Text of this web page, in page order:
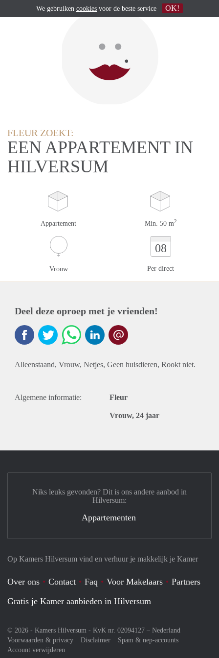
FLEUR ZOEKT:
EEN APPARTEMENT IN
HILVERSUM
Appartement Min. 50 m2
Vrouw
08
Per direct
Deel deze oproep met je vrienden!
Alleenstaand, Vrouw, Netjes, Geen huisdieren, Rookt niet.
Algemene informatie: Fleur
Vrouw, 24 jaar
Op Kamers Hilversum vind en verhuur je makkelijk je Kamer
Over ons Contact Faq Voor Makelaars
Partners
Gratis je Kamer aanbieden in Hilversum
© 2026 - Kamers Hilversum - KvK nr. 02094127 – Nederland
Voorwaarden & privacy
Disclaimer
Spam & nep-accounts
Account verwijderen
Niks leuks gevonden? Dit is ons andere aanbod in
Hilversum:
Appartementen
We gebruiken cookies voor de beste service OK!